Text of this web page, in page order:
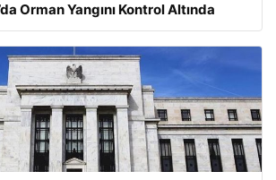
Orman Yangını Kontrol Altında